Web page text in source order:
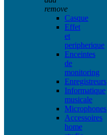
remove
Casque
Effet
et
peripherique
Enceintes
de
monitoring
Enregistreurs
Informatique
musicale
Microphones
Accessoires
home